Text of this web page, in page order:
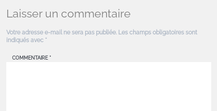
Laisser un commentaire
Votre adresse e-mail ne sera pas publiée. Les champs obligatoires sont
indiqués avec *
COMMENTAIRE *